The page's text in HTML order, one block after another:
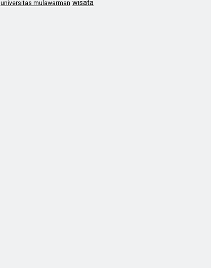
universitas mulawarman wisata